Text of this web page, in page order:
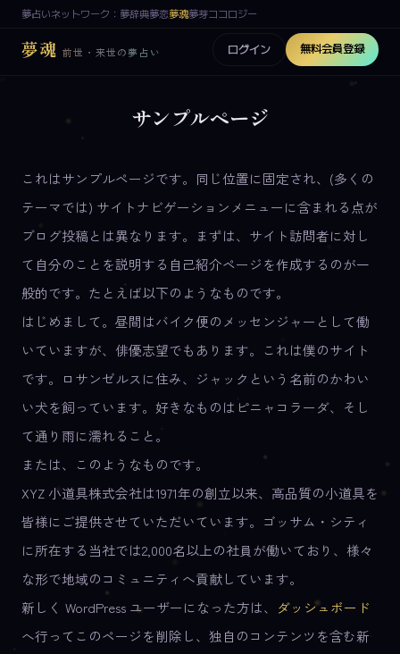
夢占いネットワーク： 夢辞典夢恋夢魂夢芽ココロジー
夢魂 前世・来世の夢占い ログイン 無料会員登録
サンプルページ
これはサンプルページです。同じ位置に固定され、(多くの
テーマでは) サイトナビゲーションメニューに含まれる点が
ブログ投稿とは異なります。まずは、サイト訪問者に対し
て自分のことを説明する自己紹介ページを作成するのが一
般的です。たとえば以下のようなものです。
はじめまして。昼間はバイク便のメッセンジャーとして働
いていますが、俳優志望でもあります。これは僕のサイト
です。ロサンゼルスに住み、ジャックという名前のかわい
い犬を飼っています。好きなものはピニャコラーダ、そし
て通り雨に濡れること。
または、このようなものです。
XYZ 小道具株式会社は1971年の創立以来、高品質の小道具を
皆様にご提供させていただいています。ゴッサム・シティ
に所在する当社では2,000名以上の社員が働いており、様々
な形で地域のコミュニティへ貢献しています。
新しく WordPress ユーザーになった方は、 ダッシュボード
へ行ってこのページを削除し、独自のコンテンツを含む新